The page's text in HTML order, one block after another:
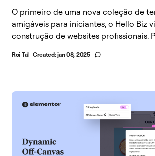
O primeiro de uma nova coleção de
amigáveis para iniciantes, o Hello Biz
construção de websites profissionais.
Roi Tal Created:jan 08, 2025